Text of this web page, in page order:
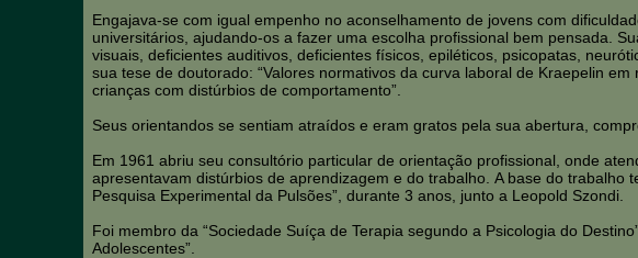
Engajava-se com igual empenho no aconselhamento de jovens com
universitários, ajudando-os a fazer uma escolha profissional bem pensada.
visuais, deficientes auditivos, deficientes físicos, epiléticos, psicopatas,
sua tese de doutorado: “Valores normativos da curva laboral de Kraepelin
crianças com distúrbios de comportamento”.
Seus orientandos se sentiam atraídos e eram gratos pela sua abertura,
Em 1961 abriu seu consultório particular de orientação profissional, onde
apresentavam distúrbios de aprendizagem e do trabalho. A base do trabalho
Pesquisa Experimental da Pulsões”, durante 3 anos, junto a Leopold Szondi.
Foi membro da “Sociedade Suíça de Terapia segundo a Psicologia do
Adolescentes”.